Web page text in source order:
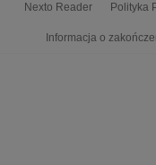
Nexto Reader Polityka
Informacja o